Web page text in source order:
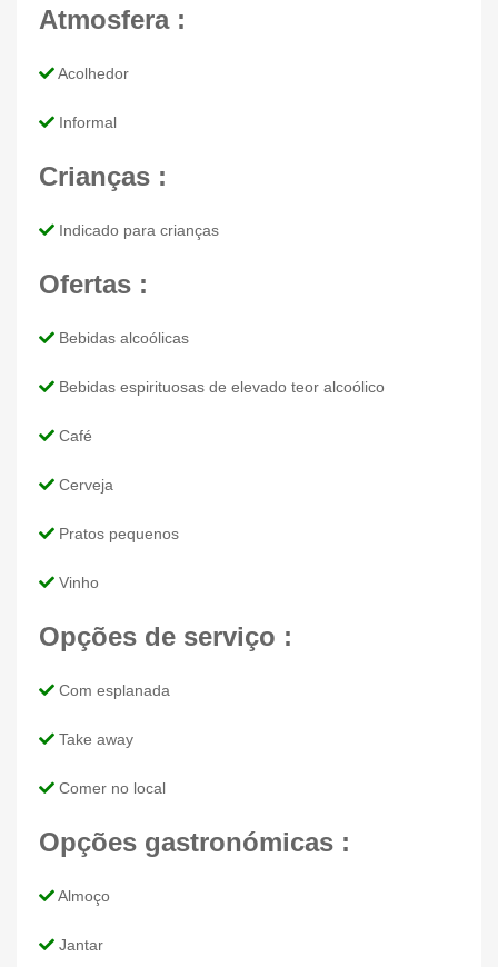
Atmosfera :
Acolhedor
Informal
Crianças :
Indicado para crianças
Ofertas :
Bebidas alcoólicas
Bebidas espirituosas de elevado teor alcoólico
Café
Cerveja
Pratos pequenos
Vinho
Opções de serviço :
Com esplanada
Take away
Comer no local
Opções gastronómicas :
Almoço
Jantar